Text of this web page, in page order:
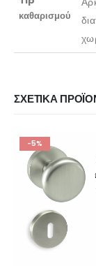
καθαρισμού
ΣΧΕΤΙΚΆ
-5%